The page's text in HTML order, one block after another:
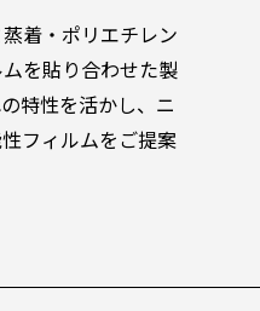
着・ポリエチレン
を貼り合わせた製
特性を活かし、ニ
フィルムをご提案